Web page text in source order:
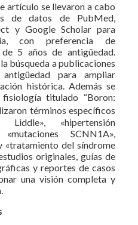
artículo se llevaron a cabo
de datos de PubMed,
y Google Scholar para
con preferencia de
5 años de antigüedad.
búsqueda a publicaciones
para ampliar
histórica. Además se
titulado “Boron:
términos específicos
«hipertensión
SCNN1A»,
«tratamiento del síndrome
originales, guías de
y reportes de casos
una visión completa y